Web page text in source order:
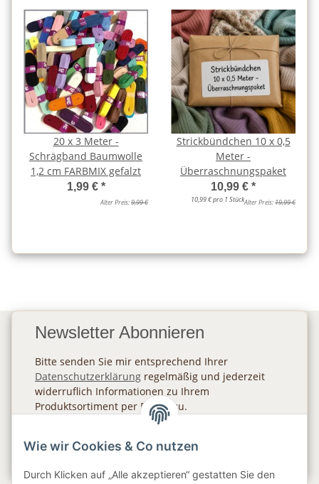
20 x 3 Meter -
Schrägband Baumwolle
1,2 cm FARBMIX gefalzt
1,99 € *
Alter Preis:9,99 €
Strickbündchen 10 x 0,5
Meter -
Überraschnungspaket
10,99 € *
10,99 € pro 1 StückAlter Preis:19,99 €
Newsletter Abonnieren
Bitte senden Sie mir entsprechend Ihrer
Datenschutzerklärung regelmäßig und jederzeit
widerruflich Informationen zu Ihrem
Produktsortiment per E-Mail zu.
Wie wir Cookies & Co nutzen
Durch Klicken auf „Alle akzeptieren“ gestatten Sie den